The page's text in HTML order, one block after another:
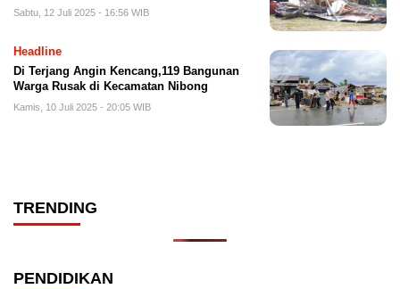
Sabtu, 12 Juli 2025 - 16:56 WIB
Headline
Di Terjang Angin Kencang,119 Bangunan
Warga Rusak di Kecamatan Nibong
Kamis, 10 Juli 2025 - 20:05 WIB
TRENDING
PENDIDIKAN